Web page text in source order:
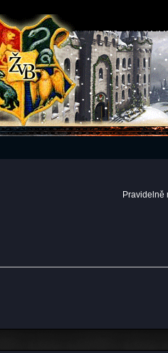
Pravidelně